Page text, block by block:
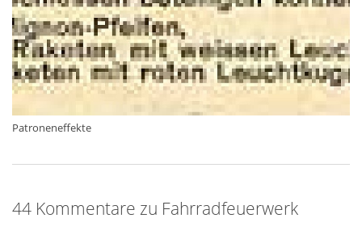
Patroneneffekte
44 Kommentare zu Fahrradfeuerwerk